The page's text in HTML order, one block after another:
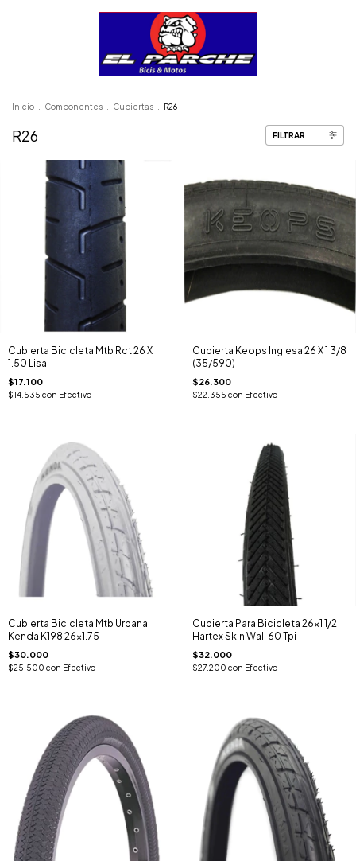
Inicio Componentes Cubiertas R26
R26 FILTRAR
Cubierta Bicicleta Mtb Rct 26 X
1.50 Lisa
$17.100
$14.535 con Efectivo
Cubierta Keops Inglesa 26 X 1 3/8
(35/590)
$26.300
$22.355 con Efectivo
Cubierta Bicicleta Mtb Urbana
Kenda K198 26x1.75
$30.000
$25.500 con Efectivo
Cubierta Para Bicicleta 26x1 1/2
Hartex Skin Wall 60 Tpi
$32.000
$27.200 con Efectivo